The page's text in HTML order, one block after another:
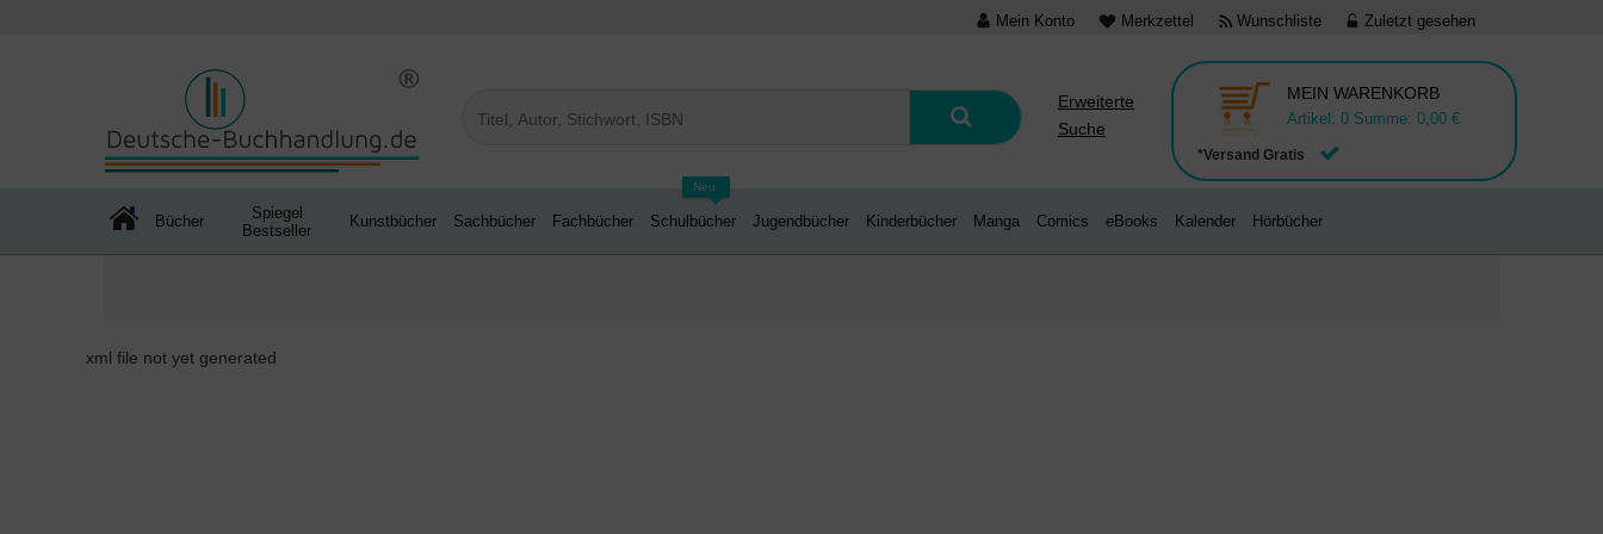
Mein Konto Merkzettel Wunschliste Zuletzt gesehen
Erweiterte
Suche
*Versand Gratis
MEIN WARENKORB
Artikel: 0 Summe: 0,00 €
Bücher
Spiegel
Bestseller
Kunstbücher Sachbücher Fachbücher
Neu
Schulbücher Jugendbücher Kinderbücher Manga Comics eBooks Kalender Hörbücher
xml file not yet generated